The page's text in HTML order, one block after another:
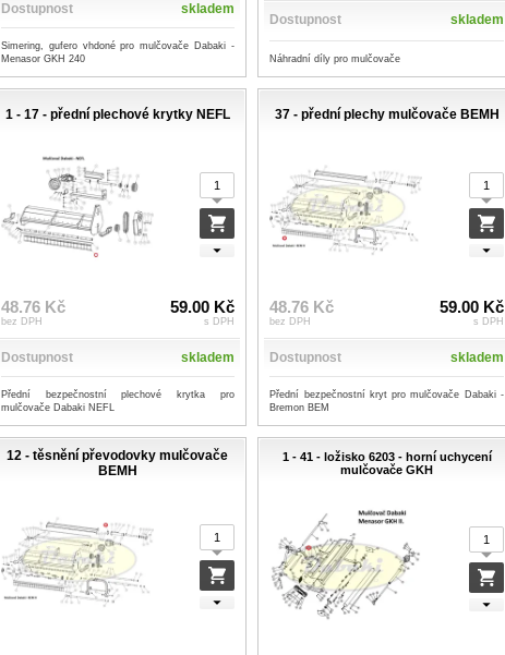
Dostupnost skladem
Simering, gufero vhdoné pro mulčovače Dabaki -
Menasor GKH 240
Dostupnost skladem
Náhradní díly pro mulčovače
1 - 17 - přední plechové krytky NEFL
48.76 Kč
bez DPH
59.00 Kč
s DPH
Dostupnost skladem
Přední bezpečnostní plechové krytka pro
mulčovače Dabaki NEFL
37 - přední plechy mulčovače BEMH
48.76 Kč
bez DPH
59.00 Kč
s DPH
Dostupnost skladem
Přední bezpečnostní kryt pro mulčovače Dabaki -
Bremon BEM
12 - těsnění převodovky mulčovače
BEMH
1 - 41 - ložisko 6203 - horní uchycení
mulčovače GKH